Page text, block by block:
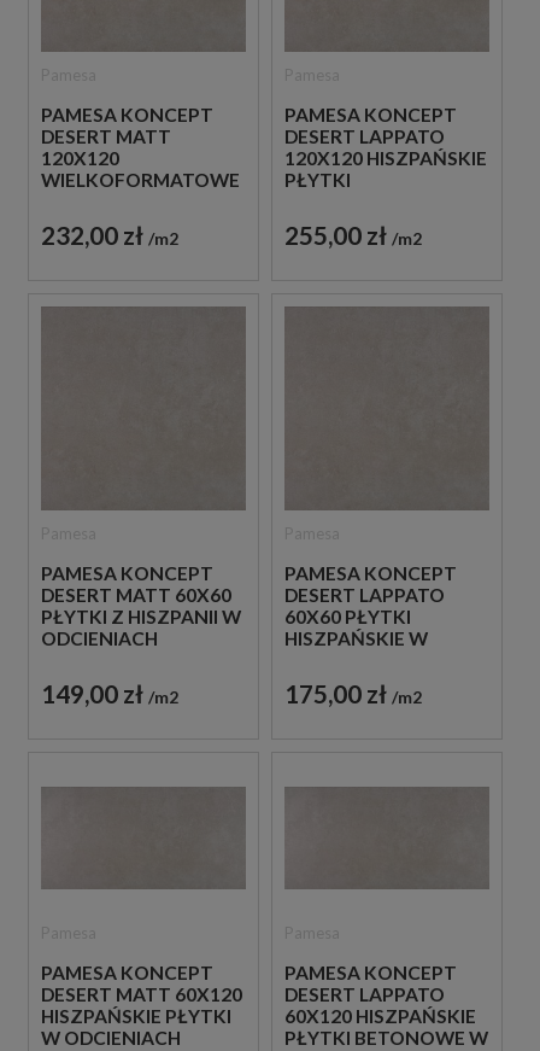
PAMESA KONCEPT
DESERT MATT
120X120
WIELKOFORMATOWE
PŁYTKI IMITUJĄCE
BETON
232,00 zł m2
PAMESA KONCEPT
DESERT LAPPATO
120X120 HISZPAŃSKIE
PŁYTKI
IMITUJĄCE BETON W
SZAREJ TONACJI
255,00 zł m2
PAMESA KONCEPT
DESERT MATT 60X60
PŁYTKI Z HISZPANII W
ODCIENIACH
INSPIROWANE
BETONEM
149,00 zł m2
PAMESA KONCEPT
DESERT LAPPATO
60X60 PŁYTKI
HISZPAŃSKIE W
SZAROŚCI
BETONOWE
175,00 zł m2
PAMESA KONCEPT
DESERT MATT 60X120
HISZPAŃSKIE PŁYTKI
W ODCIENIACH
PAMESA KONCEPT
DESERT LAPPATO
60X120 HISZPAŃSKIE
PŁYTKI BETONOWE W